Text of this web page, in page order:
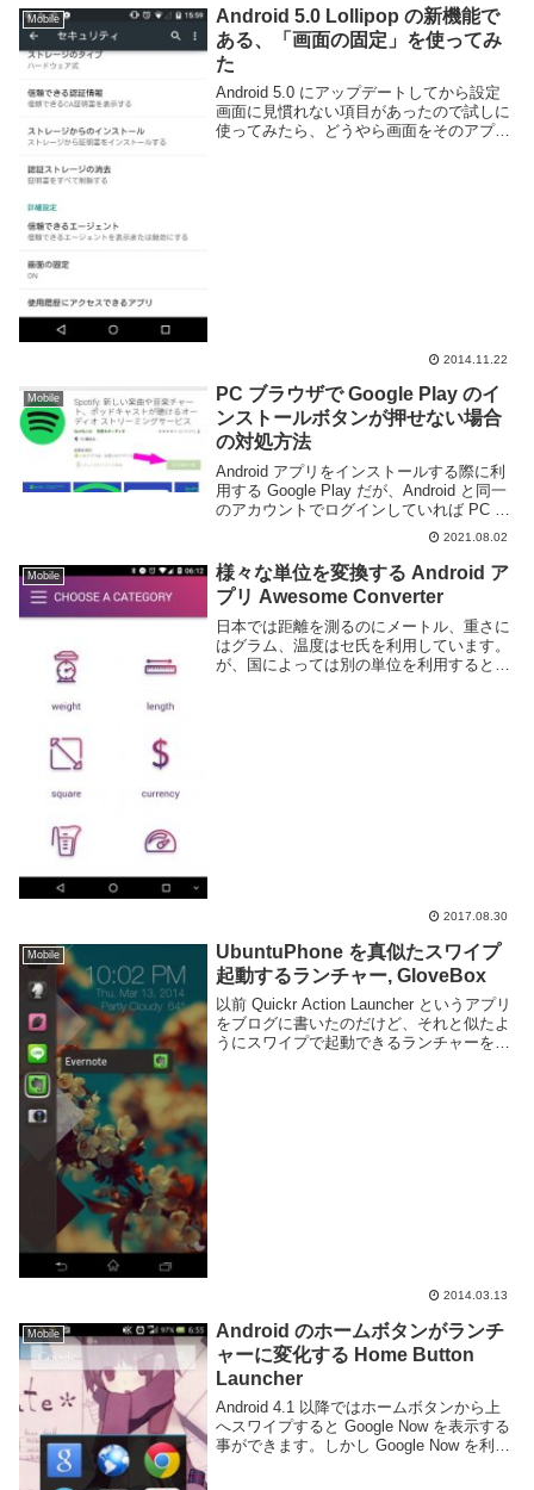
Mobile
Android 5.0 Lollipop の新機能で
ある、「画面の固定」を使ってみ
た
Android 5.0 にアップデートしてから設定
画面に見慣れない項目があったので試しに
使ってみたら、どうやら画面をそのアプリ
2014.11.22
Mobile
PC ブラウザで Google Play のイ
ンストールボタンが押せない場合
の対処方法
Android アプリをインストールする際に利
用する Google Play だが、Android と同一
のアカウントでログインしていれば PC な
どの Web ブラウザからアプリをインスト
ールする事が可能となっている。PC のほ
うが情報量...
2021.08.02
Mobile
様々な単位を変換する Android ア
プリ Awesome Converter
日本では距離を測るのにメートル、重さに
はグラム、温度はセ氏を利用しています。
が、国によっては別の単位を利用するとこ
2017.08.30
Mobile
UbuntuPhone を真似たスワイプ
起動するランチャー, GloveBox
以前 Quickr Action Launcher というアプリ
をブログに書いたのだけど、それと似たよ
うにスワイプで起動できるランチャーを紹
2014.03.13
Mobile
Android のホームボタンがランチ
ャーに変化する Home Button
Launcher
Android 4.1 以降ではホームボタンから上
へスワイプすると Google Now を表示する
事ができます。しかし Google Now を利用